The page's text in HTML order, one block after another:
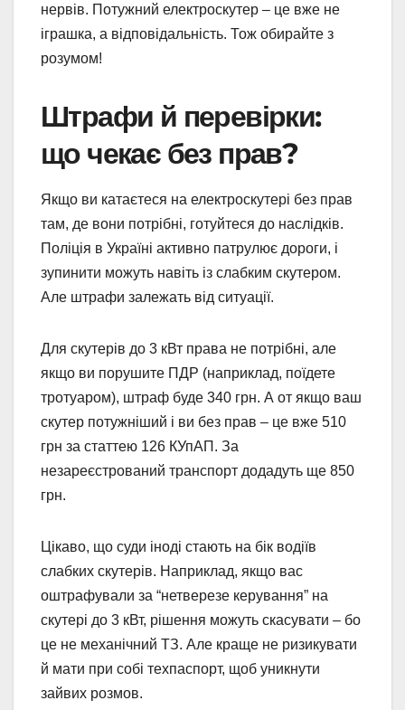
нервів. Потужний електроскутер – це вже не
іграшка, а відповідальність. Тож обирайте з
розумом!
Штрафи й перевірки:
що чекає без прав?
Якщо ви катаєтеся на електроскутері без прав
там, де вони потрібні, готуйтеся до наслідків.
Поліція в Україні активно патрулює дороги, і
зупинити можуть навіть із слабким скутером.
Але штрафи залежать від ситуації.
Для скутерів до 3 кВт права не потрібні, але
якщо ви порушите ПДР (наприклад, поїдете
тротуаром), штраф буде 340 грн. А от якщо ваш
скутер потужніший і ви без прав – це вже 510
грн за статтею 126 КУпАП. За
незареєстрований транспорт додадуть ще 850
грн.
Цікаво, що суди іноді стають на бік водіїв
слабких скутерів. Наприклад, якщо вас
оштрафували за “нетверезе керування” на
скутері до 3 кВт, рішення можуть скасувати – бо
це не механічний ТЗ. Але краще не ризикувати
й мати при собі техпаспорт, щоб уникнути
зайвих розмов.